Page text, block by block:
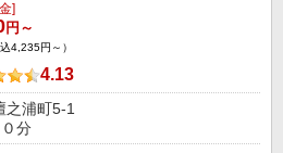
]
円～
4,235円～）
4.13
之浦町5-1
分